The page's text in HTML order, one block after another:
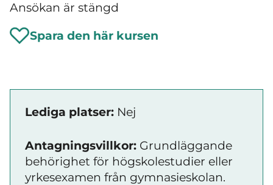
Ansökan är stängd
Spara den här kursen
Lediga platser: Nej
Antagningsvillkor: Grundläggande
behörighet för högskolestudier eller
yrkesexamen från gymnasieskolan.